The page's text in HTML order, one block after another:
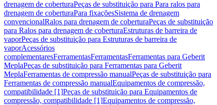
drenagem de coberturaPeças de substituição para Para ralos para
drenagem de coberturaPara fixaçõesSistema de drenagem
convencionalRalos para drenagem de coberturaPeças de substituição
para Ralos para drenagem de coberturaEstruturas de barreira de
vaporPeças de substituição para Estruturas de barreira de
vaporAcessórios
complementaresFerramentasFerramentasFerramentas para Geberit
MeplaPeças de substituição para Ferramentas para Geberit
MeplaFerramentas de compressão manualPeças de substituição para
Ferramentas de compressão manualEquipamentos de compressão,
compatibilidade [1]Peças de substituição para Equipamentos de
compressão, compatibilidade [1]Equipamentos de compressão,